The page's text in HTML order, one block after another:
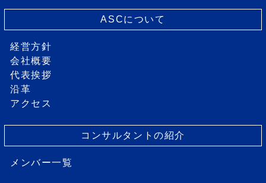
ASCについて
経営方針
会社概要
代表挨拶
沿革
アクセス
コンサルタントの紹介
メンバー一覧